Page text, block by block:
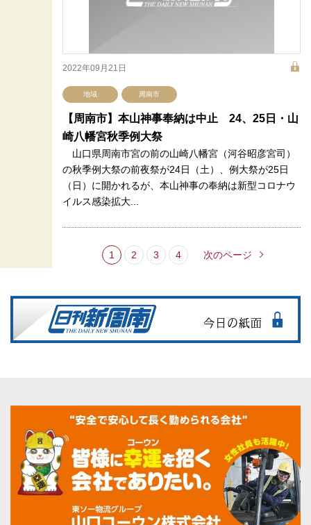
2022年09月21日
地域 周南市
【周南市】本山神事奉納は中止 24、25日・山
崎八幡宮秋季例大祭
山口県周南市宮の前の山崎八幡宮（河谷昭彦宮司）
の秋季例大祭の前夜祭が24日（土）、例大祭が25日
（日）に開かれるが、本山神事の奉納は新型コロナウ
イルス感染拡大...
1 2 3 4 次のページ